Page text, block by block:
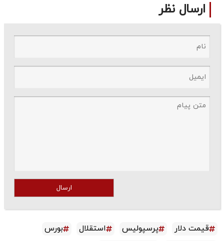
ارسال نظر
ارسال
قیمت دلار پرسپولیس استقلال
بورس